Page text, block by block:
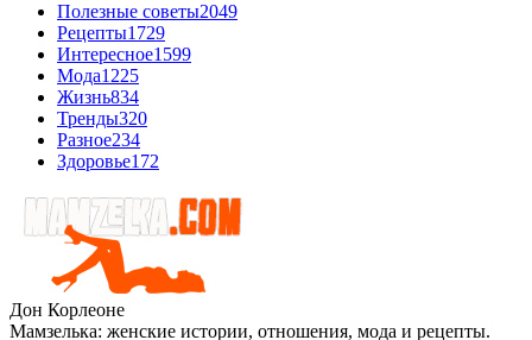
Полезные советы2049
Рецепты1729
Интересное1599
Мода1225
Жизнь834
Тренды320
Разное234
Здоровье172
Дон Корлеоне
Мамзелька: женские истории, отношения, мода и рецепты.